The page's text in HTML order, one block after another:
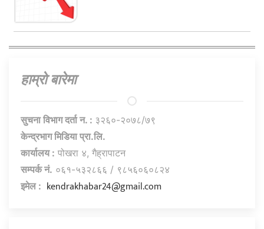
हाम्राे बारेमा
सुचना विभाग दर्ता न. : ३२६०-२०७८/७९
केन्द्रभाग मिडिया प्रा.लि.
कार्यालय : पोखरा ४, गैह्रापाटन
सम्पर्क नं. ०६१-५३२८६६ / ९८५६०६०८२४
इमेल : kendrakhabar24@gmail.com